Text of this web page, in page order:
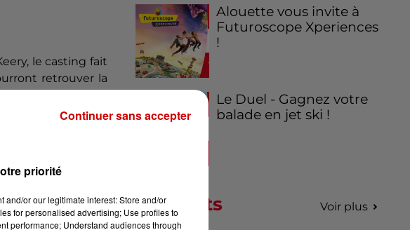
le casting fait
retrouver la
remontant, la
bien mettre
Alouette vous invite à
Futuroscope Xperiences
!
Le Duel - Gagnez votre
balade en jet ski !
Podcasts Voir plus
priorité
or our legitimate interest: Store and/or
for personalised advertising; Use profiles to
performance; Understand audiences through
Continuer sans accepter